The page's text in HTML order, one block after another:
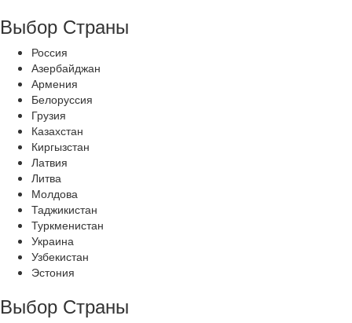
Выбор Страны
Россия
Азербайджан
Армения
Белоруссия
Грузия
Казахстан
Киргызстан
Латвия
Литва
Молдова
Таджикистан
Туркменистан
Украина
Узбекистан
Эстония
Выбор Страны